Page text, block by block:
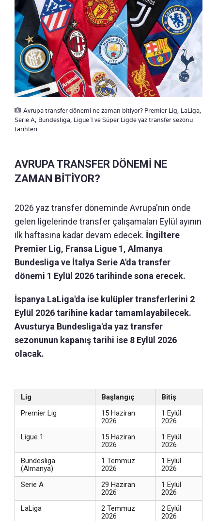
Avrupa transfer dönemi ne zaman bitiyor? Premier Lig, LaLiga,
Serie A, Bundesliga, Ligue 1 ve Süper Ligde yaz transfer sezonu
tarihleri
AVRUPA TRANSFER DÖNEMİ NE
ZAMAN BİTİYOR?
2026 yaz transfer döneminde Avrupa'nın önde
gelen ligelerinde transfer çalışamaları Eylül ayının
ilk haftasına kadar devam edecek. İngiltere
Premier Lig, Fransa Ligue 1, Almanya
Bundesliga ve İtalya Serie A'da transfer
dönemi 1 Eylül 2026 tarihinde sona erecek.
İspanya LaLiga'da ise kulüpler transferlerini 2
Eylül 2026 tarihine kadar tamamlayabilecek.
Avusturya Bundesliga'da yaz transfer
sezonunun kapanış tarihi ise 8 Eylül 2026
olacak.
Lig Başlangıç
Bitiş
Premier Lig
15 Haziran
2026
1 Eylül
2026
Ligue 1
15 Haziran
2026
1 Eylül
2026
Bundesliga
(Almanya)
1 Temmuz
2026
1 Eylül
2026
Serie A
29 Haziran
2026
1 Eylül
2026
LaLiga
2 Temmuz
2026
2 Eylül
2026